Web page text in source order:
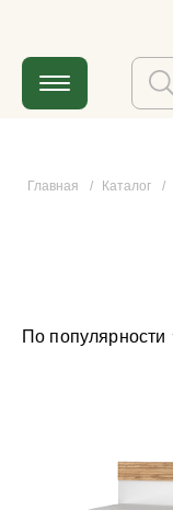
Главная / Каталог /
По популярности